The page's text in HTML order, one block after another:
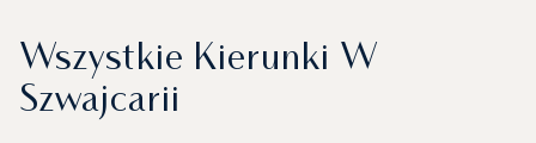
Wszystkie Kierunki W
Szwajcarii